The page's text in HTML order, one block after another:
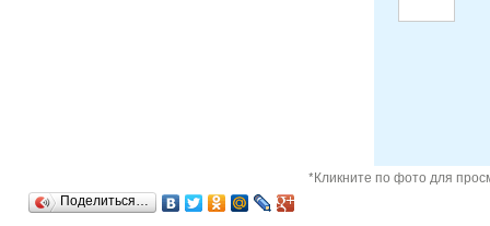
*Кликните по фото для
Поделиться…